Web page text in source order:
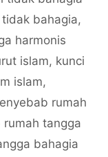
bahagia,
harmonis
islam, kunci
islam,
rumah
rumah tangga
bahagia